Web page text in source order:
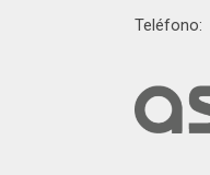
Teléfono: